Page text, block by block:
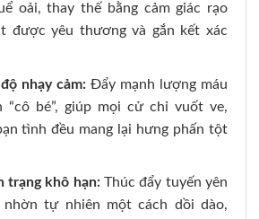
oải, thay thế bằng cảm giác rạo
được yêu thương và gắn kết xác
nhạy cảm:Đẩy mạnh lượng máu
“cô bé”, giúp mọi cử chỉ vuốt ve,
tình đều mang lại hưng phấn tột
trạng khô hạn:Thúc đẩy tuyến yên
tự nhiên một cách dồi dào,